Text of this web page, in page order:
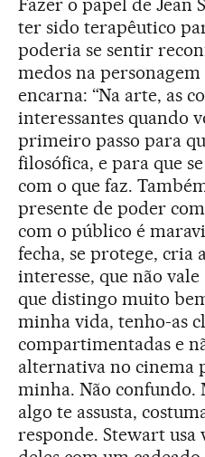
ter sido terapêutico
poderia se sentir
medos na
encarna: “Na arte, as
interessantes quando
primeiro passo para
filosófica, e para que
com o que faz.
presente de poder
com o público é
fecha, se protege, cria
interesse, que não
que distingo muito
minha vida, tenho-as
compartimentadas e
alternativa no cinema
minha. Não confundo.
algo te assusta,
responde. Stewart usa